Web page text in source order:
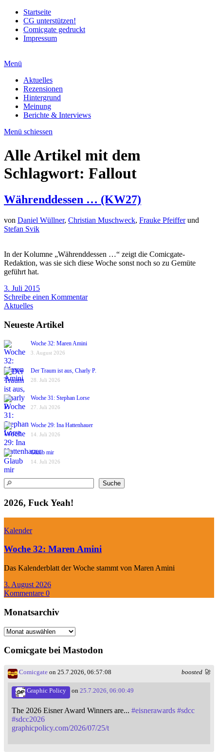
Startseite
CG unterstützen!
Comicgate gedruckt
Impressum
Menü
Aktuelles
Rezensionen
Hintergrund
Meinung
Berichte & Interviews
Menü schiessen
Alle Artikel mit dem
Schlagwort: Fallout
Währenddessen … (KW27)
von Daniel Wüllner, Christian Muschweck, Frauke Pfeifferund
Stefan Svik
In der Kolumne „Währenddessen …“ zeigt die Comicgate-
Redaktion, was sie sich diese Woche sonst noch so zu Gemüte
geführt hat.
3. Juli 2015
Schreibe einen Kommentar
Aktuelles
Neueste Artikel
Woche 32: Maren Amini
3. August 2026
Der Traum ist aus, Charly P.
28. Juli 2026
Woche 31: Stephan Lorse
27. Juli 2026
Woche 29: Ina Hattenhauer
14. Juli 2026
Glaub mir
14. Juli 2026
Suchen Suche
2026, Fuck Yeah!
Kalender
Woche 32: Maren Amini
Das Kalenderblatt der Woche stammt von Maren Amini
3. August 2026
Kommentare 0
Monatsarchiv
Monatsarchiv
Comicgate bei Mastodon
boosted 🚀
Comicgate on 25.7.2026, 06:57:08
Graphic Policy on 25.7.2026, 06:00:49
The 2026 Eisner Award Winners are... #eisnerawards #sdcc
#sdcc2026
graphicpolicy.com/2026/07/25/t